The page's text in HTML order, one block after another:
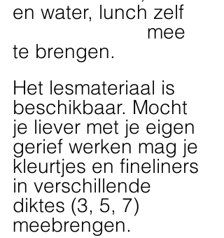
en water, lunch zelf
te brengen.
Het lesmateriaal is
beschikbaar. Mocht
je liever met je eigen
gerief werken mag je
kleurtjes en fineliners
in verschillende
diktes (3, 5, 7)
meebrengen.